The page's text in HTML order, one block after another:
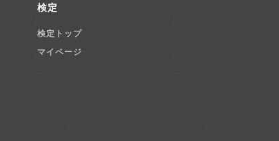
検定
検定トップ
マイページ